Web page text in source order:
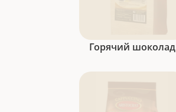
Горячий шоколад